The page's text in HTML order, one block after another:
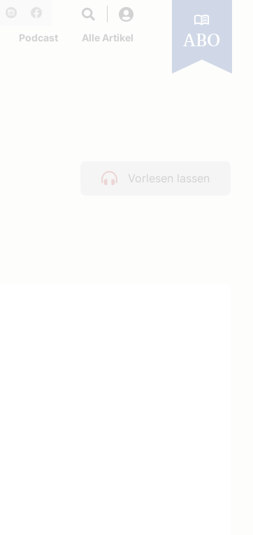
Facebook
Podcast Alle Artikel ABO
Vorlesen lassen